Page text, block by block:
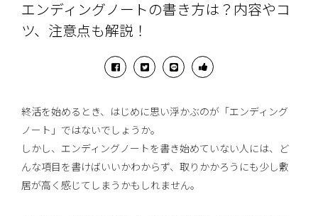
エンディングノートの書き方は？内容やコ
ツ、注意点も解説！
終活を始めるとき、はじめに思い浮かぶのが「エンディング
ノート」ではないでしょうか。
しかし、エンディングノートを書き始めていない人には、ど
んな項目を書けばいいかわからず、取りかかろうにも少し敷
居が高く感じてしまうかもしれません。